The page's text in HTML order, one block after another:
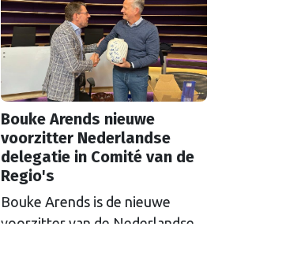
Bouke Arends nieuwe
voorzitter Nederlandse
delegatie in Comité van de
Regio's
Bouke Arends is de nieuwe
voorzitter van de Nederlandse